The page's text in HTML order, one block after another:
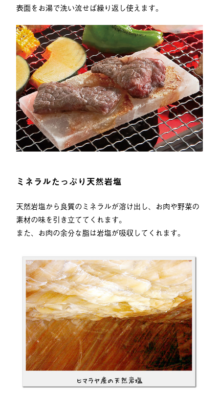
表面をお湯で洗い流せば繰り返し使えます。
ミネラルたっぷり天然岩塩
天然岩塩から良質のミネラルが溶け出し、お肉や野菜の
素材の味を引き立ててくれます。
また、お肉の余分な脂は岩塩が吸収してくれます。